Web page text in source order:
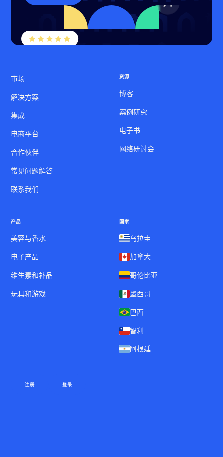
市场
解决方案
集成
电商平台
合作伙伴
常见问题解答
联系我们
资源
博客
案例研究
电子书
网络研讨会
产品
美容与香水
电子产品
维生素和补品
玩具和游戏
国家
乌拉圭
加拿大
哥伦比亚
墨西哥
巴西
智利
阿根廷
注册 登录